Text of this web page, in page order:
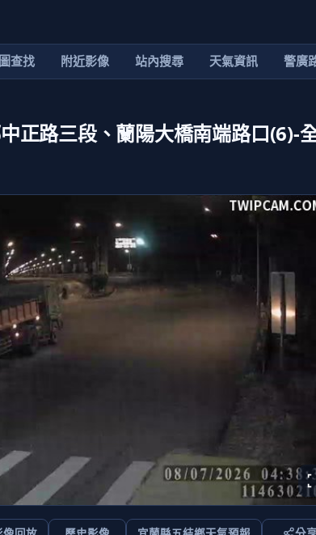
查找 附近影像 站內搜尋 天氣資訊 警廣
正路三段、蘭陽大橋南端路口(6)-